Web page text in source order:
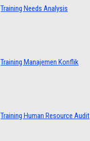
Training Needs Analysis
Training Manajemen Konflik
Training Human Resource Audit